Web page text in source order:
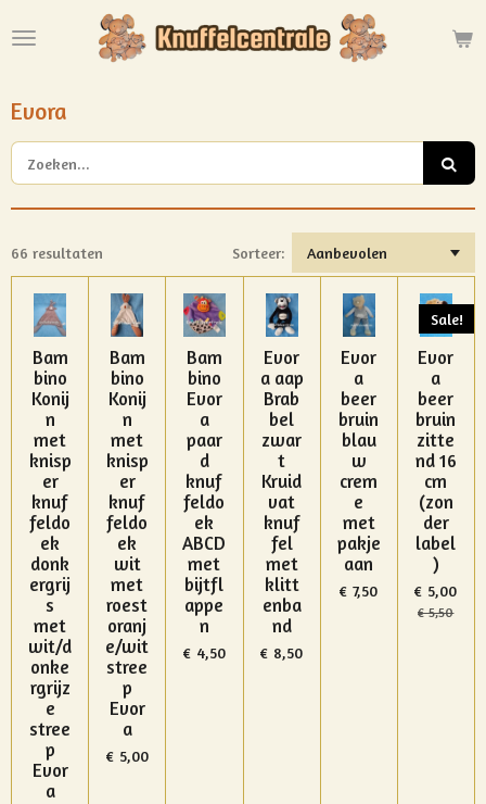
direct
hoofdinhoud
Evora
66 resultaten Sorteer:
Bam
bino
Konij
n
met
knisp
er
knuf
feldo
ek
donk
ergrij
s
met
wit/d
onke
rgrijz
e
stree
p
Evor
a
Bam
bino
Konij
n
met
knisp
er
knuf
feldo
ek
wit
met
roest
oranj
e/wit
stree
p
Evor
a
€ 5,00
Bam
bino
Evor
a
paar
d
knuf
feldo
ek
ABCD
met
bijtfl
appe
n
€ 4,50
Evor
a aap
Brab
bel
zwar
t
Kruid
vat
knuf
fel
met
klitt
enba
nd
€ 8,50
Evor
a
beer
bruin
blau
w
crem
e
met
pakje
aan
€ 7,50
Sale!
Evor
a
beer
bruin
zitte
nd 16
cm
(zon
der
label
)
€ 5,00
€ 5,50